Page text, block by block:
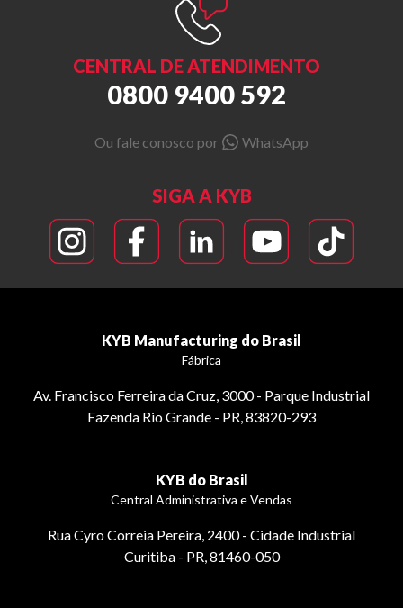
CENTRAL DE ATENDIMENTO
0800 9400 592
Ou fale conosco por WhatsApp
SIGA A KYB
KYB Manufacturing do Brasil
Fábrica
Av. Francisco Ferreira da Cruz, 3000 - Parque Industrial
Fazenda Rio Grande - PR, 83820-293
KYB do Brasil
Central Administrativa e Vendas
Rua Cyro Correia Pereira, 2400 - Cidade Industrial
Curitiba - PR, 81460-050